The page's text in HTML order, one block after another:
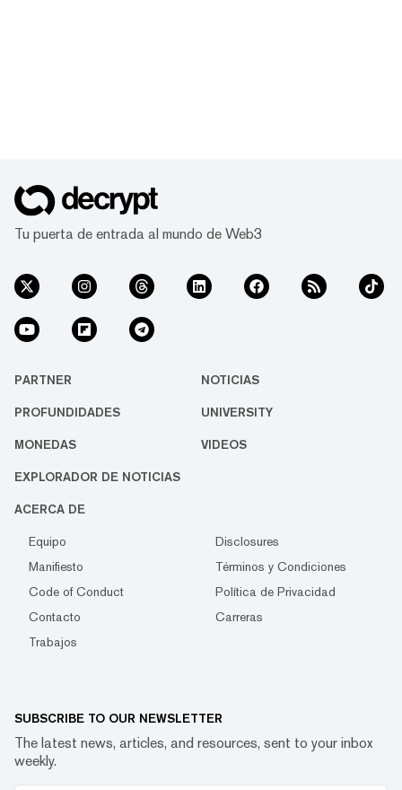
Tu puerta de entrada al mundo de Web3
PARTNER NOTICIAS
PROFUNDIDADES UNIVERSITY
MONEDAS VIDEOS
EXPLORADOR DE NOTICIAS
ACERCA DE
Equipo
Disclosures
Manifiesto
Términos y Condiciones
Code of Conduct
Política de Privacidad
Contacto
Carreras
Trabajos
SUBSCRIBE TO OUR NEWSLETTER
The latest news, articles, and resources, sent to your inbox
weekly.